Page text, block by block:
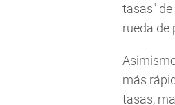
tasas"
rueda de
más
tasas,